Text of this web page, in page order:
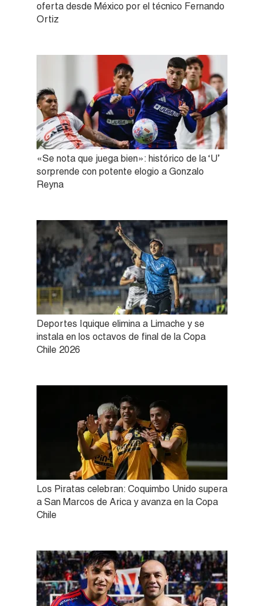
oferta desde México por el técnico Fernando
Ortiz
«Se nota que juega bien»: histórico de la ‘U’
sorprende con potente elogio a Gonzalo
Reyna
Deportes Iquique elimina a Limache y se
instala en los octavos de final de la Copa
Chile 2026
Los Piratas celebran: Coquimbo Unido supera
a San Marcos de Arica y avanza en la Copa
Chile